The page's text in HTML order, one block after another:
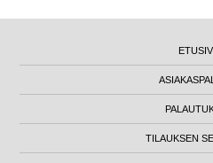
TILAUKSEN